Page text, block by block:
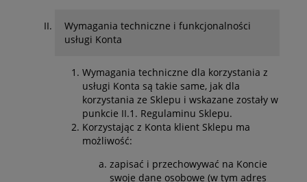
Wymagania techniczne i funkcjonalności
usługi Konta
Wymagania techniczne dla korzystania z
usługi Konta są takie same, jak dla
korzystania ze Sklepu i wskazane zostały w
punkcie II.1. Regulaminu Sklepu.
Korzystając z Konta klient Sklepu ma
możliwość:
zapisać i przechowywać na Koncie
swoje dane osobowe (w tym adres